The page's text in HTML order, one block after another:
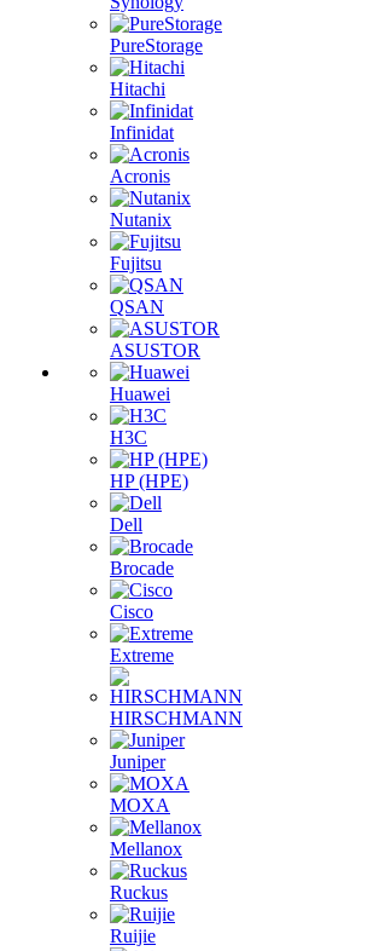
PureStorage
Hitachi
Infinidat
Acronis
Nutanix
Fujitsu
QSAN
ASUSTOR
Huawei
H3C
HP (HPE)
Dell
Brocade
Cisco
Extreme
HIRSCHMANN
Juniper
MOXA
Mellanox
Ruckus
Ruijie